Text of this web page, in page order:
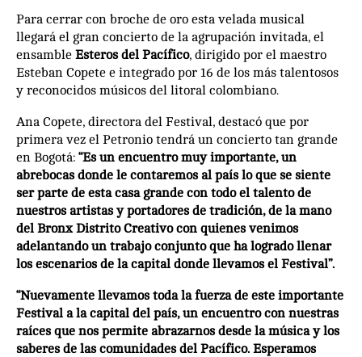
Para cerrar con broche de oro esta velada musical
llegará el gran concierto de la agrupación invitada, el
ensamble Esteros del Pacífico, dirigido por el maestro
Esteban Copete e integrado por 16 de los más talentosos
y reconocidos músicos del litoral colombiano.
Ana Copete, directora del Festival, destacó que por
primera vez el Petronio tendrá un concierto tan grande
en Bogotá: “Es un encuentro muy importante, un
abrebocas donde le contaremos al país lo que se siente
ser parte de esta casa grande con todo el talento de
nuestros artistas y portadores de tradición, de la mano
del Bronx Distrito Creativo con quienes venimos
adelantando un trabajo conjunto que ha logrado llenar
los escenarios de la capital donde llevamos el Festival”.
“Nuevamente llevamos toda la fuerza de este importante
Festival a la capital del país, un encuentro con nuestras
raíces que nos permite abrazarnos desde la música y los
saberes de las comunidades del Pacífico. Esperamos